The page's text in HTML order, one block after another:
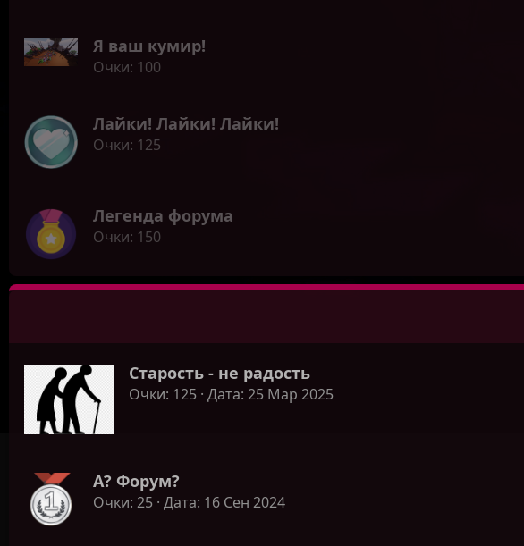
Я ваш кумир!
Очки 100
Лайки! Лайки! Лайки!
Очки 125
Легенда форума
Очки 150
Старость - не радость
Очки 125 Дата 25 Мар 2025
А? Форум?
Очки 25 Дата 16 Сен 2024